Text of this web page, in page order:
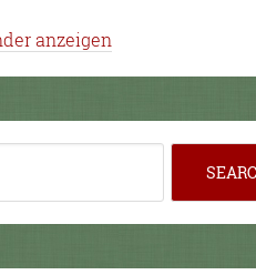
anzeigen